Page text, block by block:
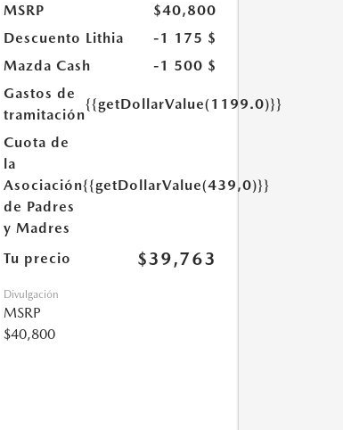
MSRP
$40,800
Descuento Lithia
-1 175 $
Mazda Cash
-1 500 $
Gastos de
tramitación
{{getDollarValue(1199.0)}}
Cuota de
la
Asociación
de Padres
y Madres
{{getDollarValue(439,0)}}
Tu precio $39,763
Divulgación
MSRP
$40,800